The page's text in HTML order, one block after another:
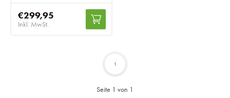
€299,95
Inkl. MwSt.
Seite 1 von 1
1